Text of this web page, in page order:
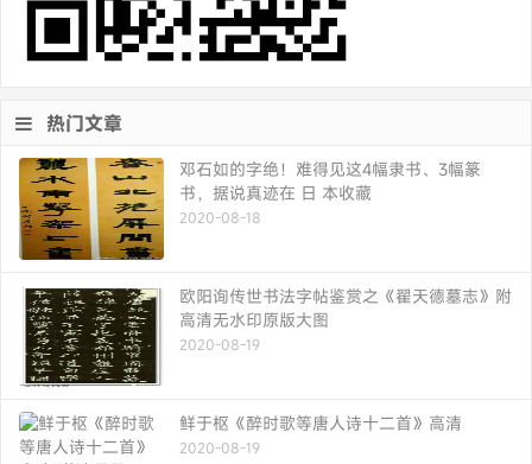
热门文章
邓石如的字绝！难得见这4幅隶书、3幅篆
书，据说真迹在 日 本收藏
2020-08-18
欧阳询传世书法字帖鉴赏之《翟天德墓志》附
高清无水印原版大图
2020-08-19
鲜于枢《醉时歌等唐人诗十二首》高清
2020-08-19